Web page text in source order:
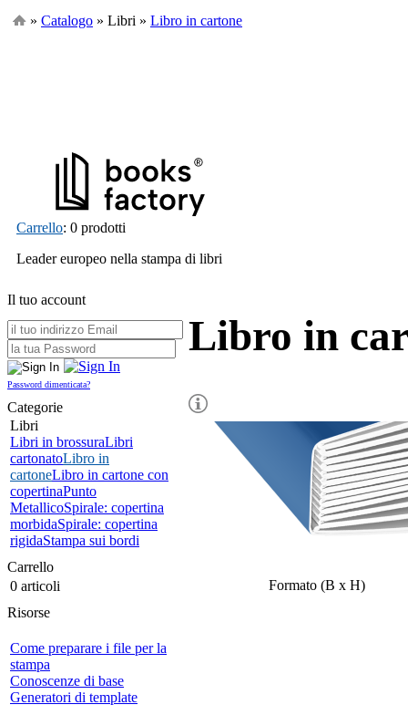
» Catalogo » Libri » Libro in cartone
Carrello: 0 prodotti
Leader europeo nella stampa di libri
Il tuo account
Password dimenticata?
Categorie
Libri
Libri in brossuraLibri
cartonatoLibro in
cartoneLibro in cartone con
copertinaPunto
MetallicoSpirale: copertina
morbidaSpirale: copertina
rigidaStampa sui bordi
Carrello
0 articoli
Risorse
Come preparare i file per la
stampa
Conoscenze di base
Generatori di template
Libro in
Formato (B x H)